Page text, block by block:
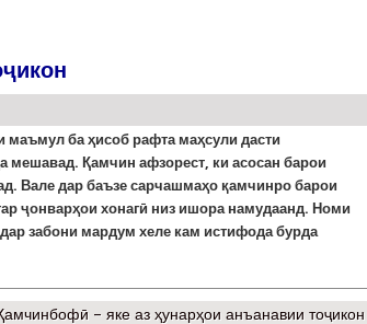
маъмул ба ҳисоб рафта маҳсули дасти
мешавад. Қамчин афзорест, ки асосан барои
Вале дар баъзе сарчашмаҳо қамчинро барои
ҷонварҳои хонагӣ низ ишора намудаанд. Номи
забони мардум хеле кам истифода бурда
– яке аз ҳунарҳои анъанавии тоҷикон